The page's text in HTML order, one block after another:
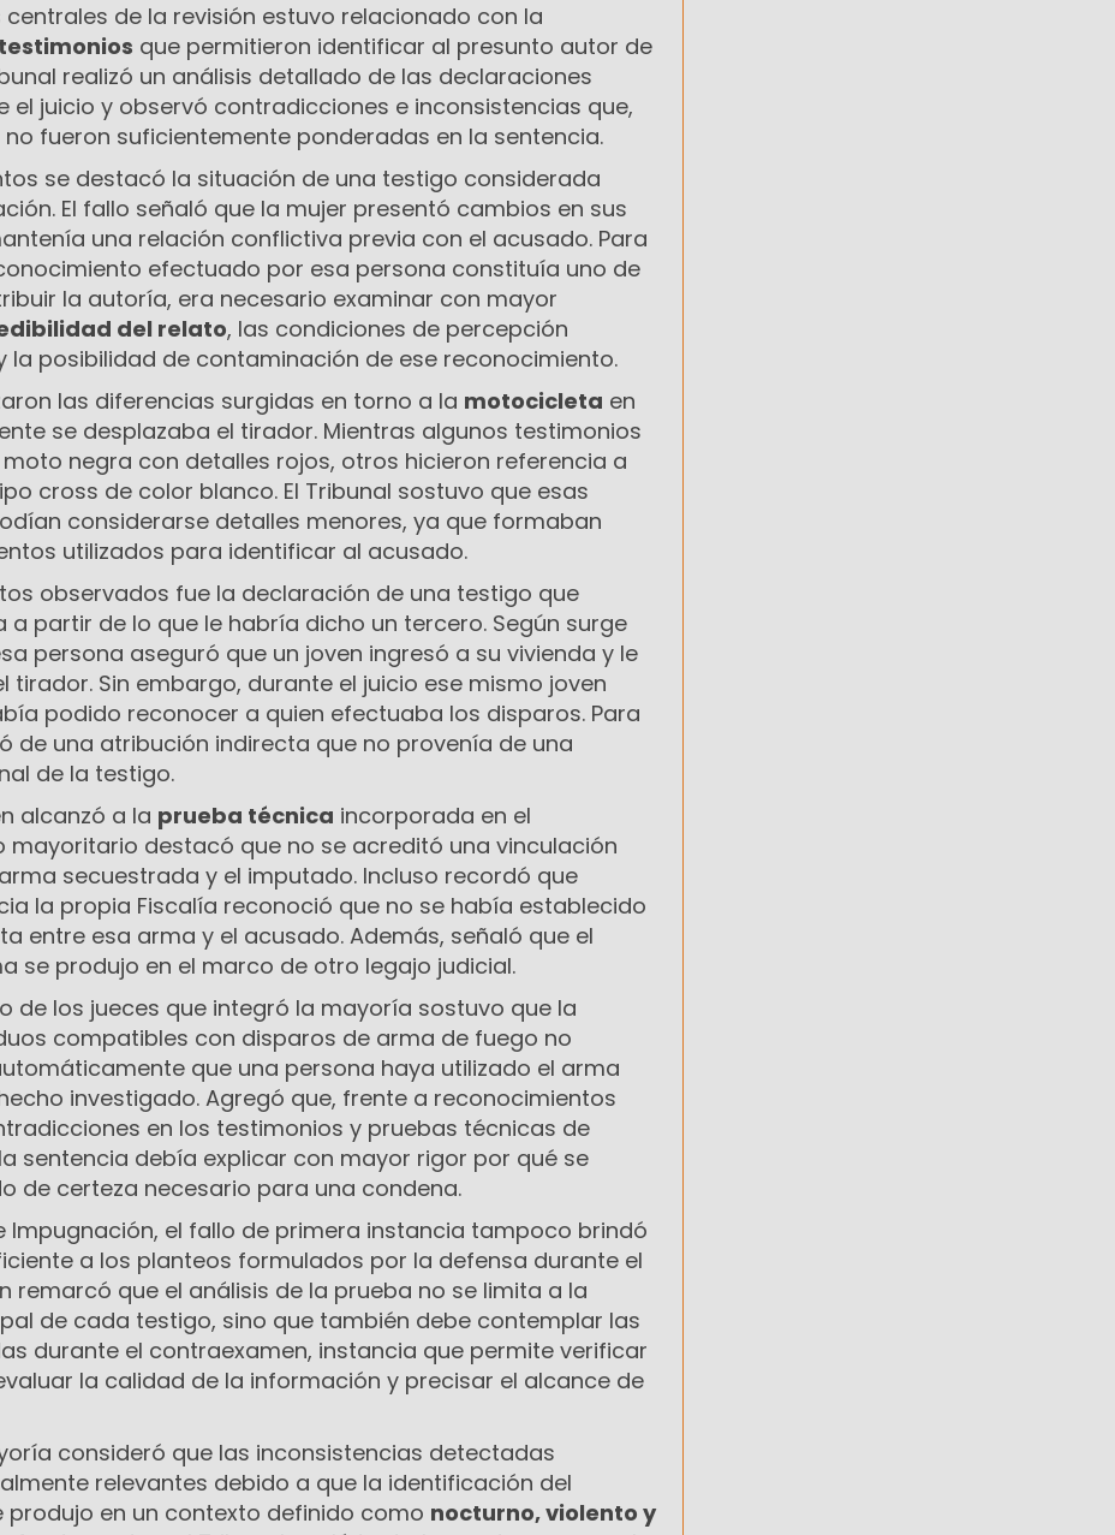
centrales de la revisión estuvo relacionado con la
testimonios que permitieron identificar al presunto autor de
realizó un análisis detallado de las declaraciones
el juicio y observó contradicciones e inconsistencias que,
fueron suficientemente ponderadas en la sentencia.
se destacó la situación de una testigo considerada
El fallo señaló que la mujer presentó cambios en sus
una relación conflictiva previa con el acusado. Para
efectuado por esa persona constituía uno de
la autoría, era necesario examinar con mayor
del relato, las condiciones de percepción
la posibilidad de contaminación de ese reconocimiento.
las diferencias surgidas en torno a la motocicleta en
se desplazaba el tirador. Mientras algunos testimonios
negra con detalles rojos, otros hicieron referencia a
cross de color blanco. El Tribunal sostuvo que esas
considerarse detalles menores, ya que formaban
utilizados para identificar al acusado.
observados fue la declaración de una testigo que
partir de lo que le habría dicho un tercero. Según surge
persona aseguró que un joven ingresó a su vivienda y le
tirador. Sin embargo, durante el juicio ese mismo joven
podido reconocer a quien efectuaba los disparos. Para
de una atribución indirecta que no provenía de una
de la testigo.
alcanzó a la prueba técnica incorporada en el
mayoritario destacó que no se acreditó una vinculación
secuestrada y el imputado. Incluso recordó que
la propia Fiscalía reconoció que no se había establecido
entre esa arma y el acusado. Además, señaló que el
se produjo en el marco de otro legajo judicial.
de los jueces que integró la mayoría sostuvo que la
compatibles con disparos de arma de fuego no
que una persona haya utilizado el arma
investigado. Agregó que, frente a reconocimientos
en los testimonios y pruebas técnicas de
sentencia debía explicar con mayor rigor por qué se
de certeza necesario para una condena.
Impugnación, el fallo de primera instancia tampoco brindó
a los planteos formulados por la defensa durante el
remarcó que el análisis de la prueba no se limita a la
de cada testigo, sino que también debe contemplar las
durante el contraexamen, instancia que permite verificar
la calidad de la información y precisar el alcance de
consideró que las inconsistencias detectadas
relevantes debido a que la identificación del
produjo en un contexto definido como nocturno, violento y